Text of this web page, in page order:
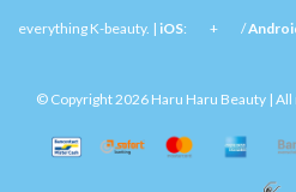
everything K-beauty. | iOS: + /
© Copyright 2026 Haru Haru Beauty |